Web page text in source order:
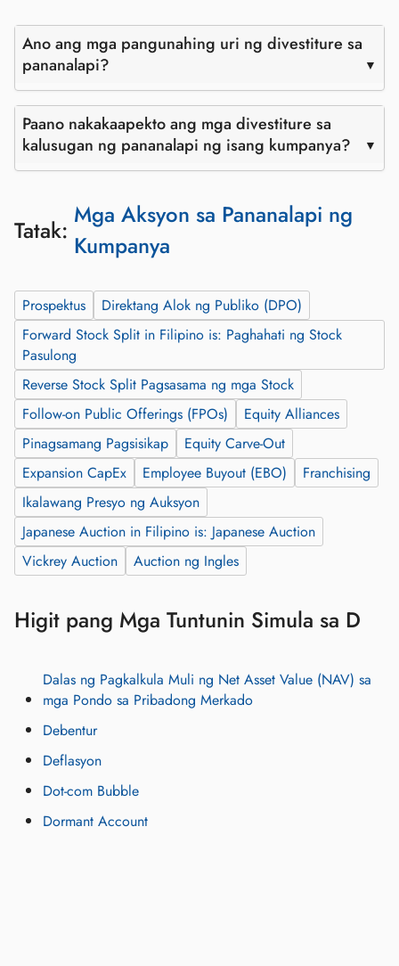
Ano ang mga pangunahing uri ng divestiture sa
pananalapi?
Paano nakakaapekto ang mga divestiture sa
kalusugan ng pananalapi ng isang kumpanya?
Tatak: Mga Aksyon sa Pananalapi ng
Kumpanya
Prospektus
Direktang Alok ng Publiko (DPO)
Forward Stock Split in Filipino is: Paghahati ng Stock
Pasulong
Reverse Stock Split Pagsasama ng mga Stock
Follow-on Public Offerings (FPOs)
Equity Alliances
Pinagsamang Pagsisikap
Equity Carve-Out
Expansion CapEx
Employee Buyout (EBO)
Franchising
Ikalawang Presyo ng Auksyon
Japanese Auction in Filipino is: Japanese Auction
Vickrey Auction
Auction ng Ingles
Higit pang Mga Tuntunin Simula sa D
Dalas ng Pagkalkula Muli ng Net Asset Value (NAV) sa
mga Pondo sa Pribadong Merkado
Debentur
Deflasyon
Dot‑com Bubble
Dormant Account